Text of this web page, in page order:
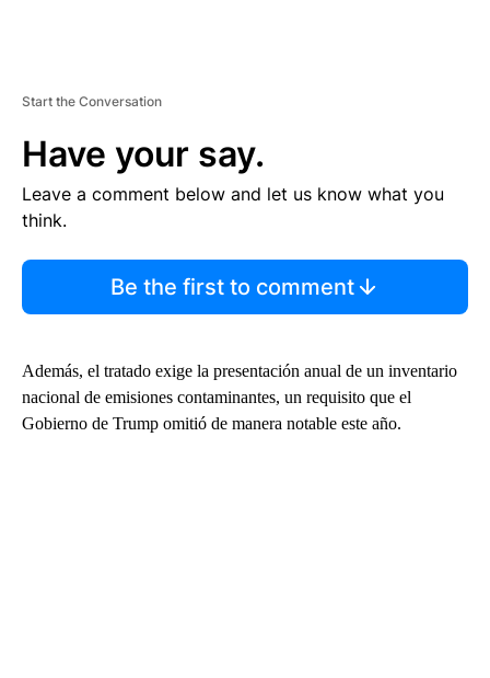
Start the Conversation
Have your say.
Leave a comment below and let us know what you
think.
Be the first to comment
Además, el tratado exige la presentación anual de un inventario
nacional de emisiones contaminantes, un requisito que el
Gobierno de Trump omitió de manera notable este año.